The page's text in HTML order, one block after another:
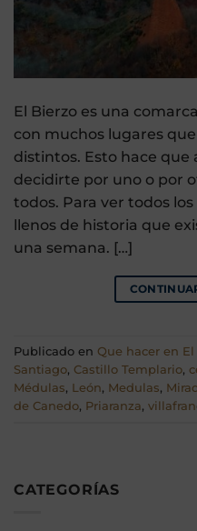
CATEGORÍAS
El Bierzo es una
con muchos lugares
distintos. Esto hace que
decidirte por uno o por
todos. Para ver todos
llenos de historia que
una semana. […]
Publicado en Que hacer en
Santiago, Castillo Templario,
Médulas, León, Medulas,
de Canedo, Priaranza,